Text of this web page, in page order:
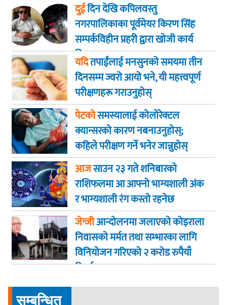
दुईदिन देखि कपिलवस्तु
नगरपालिकाका पूर्वमेयर किरण सिंह
सम्पर्कविहीन प्रहरी द्वारा खाेजी कार्य
तिब्रता
यदितपाईंलाई मनसुनको समयमा तीन
दिनसम्म ज्वरो आयो भने, यी महत्त्वपूर्ण
परीक्षणहरू गराउनुहोस्
पेटकोसमस्यालाई कोलोरेक्टल
क्यान्सरको कारण नबनाउनुहोस्;
कहिले परीक्षण गर्ने भनेर जान्नुहोस्
आजसाउन २३ गते शनिबारकाे
राशिफलमा आ आफ्नो भाग्यशाली अंक
र भाग्यशाली रंग कस्तो रहनेछ
जेन्जीआन्दोलनमा जलाएकाे कोइराला
निवासको मर्मत तथा सम्भारका लागि
विनियोजन गरिएको २ करोड रुपैयाँ
फिर्ता
सम्बन्धित